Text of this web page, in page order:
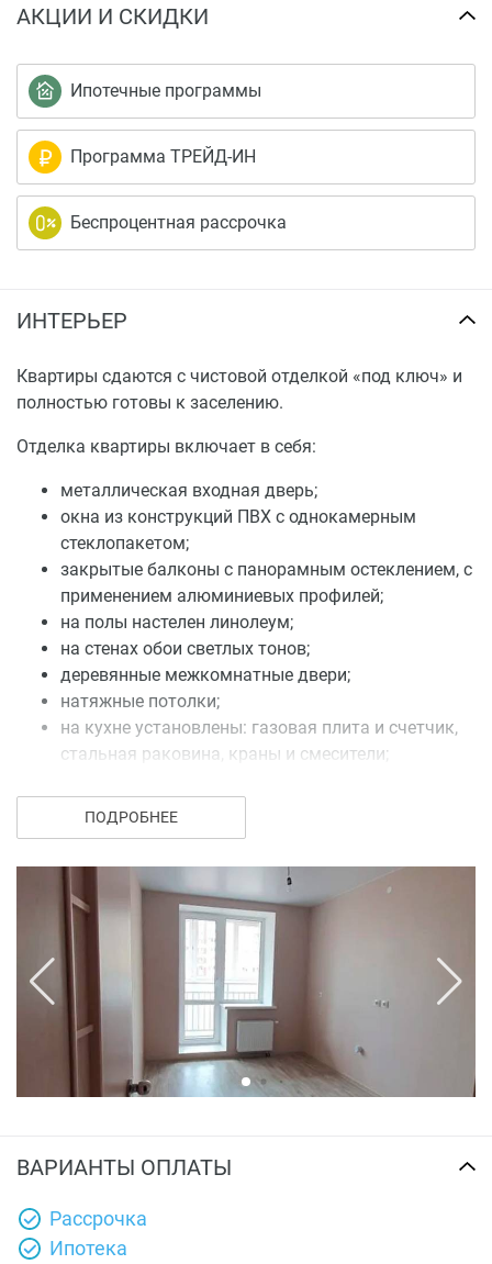
АКЦИИ И СКИДКИ
Ипотечные программы
Программа ТРЕЙД-ИН
Беспроцентная рассрочка
ИНТЕРЬЕР
Квартиры сдаются с чистовой отделкой «под ключ» и
полностью готовы к заселению.
Отделка квартиры включает в себя:
металлическая входная дверь;
окна из конструкций ПВХ с однокамерным
стеклопакетом;
закрытые балконы с панорамным остеклением, с
применением алюминиевых профилей;
на полы настелен линолеум;
на стенах обои светлых тонов;
деревянные межкомнатные двери;
натяжные потолки;
на кухне установлены: газовая плита и счетчик,
стальная раковина, краны и смесители;
в комнатах квартиры установлены стальные
радиаторы и счетчики тепла;
проведена разводка электрической сети,
установлены розетки, выключатели, счетчик.
ПОДРОБНЕЕ
ВАРИАНТЫ ОПЛАТЫ
Рассрочка
Ипотека